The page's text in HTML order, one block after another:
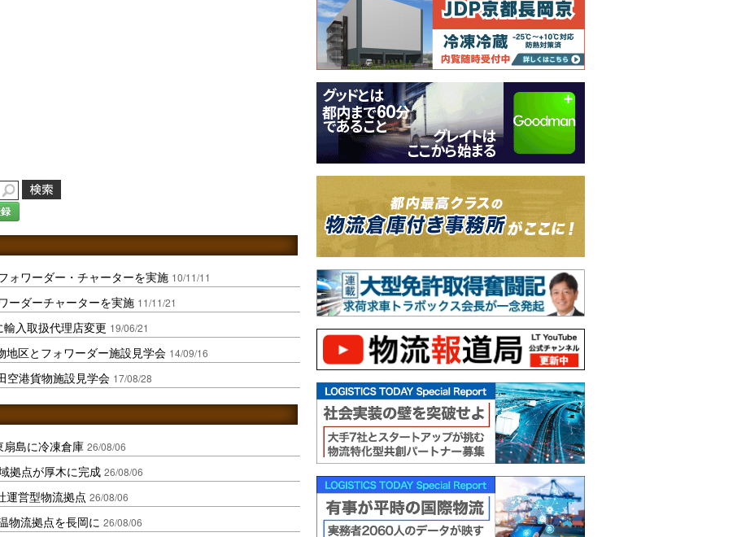
ォワーダー・チャーターを実施 10/11/11
ーダーチャーターを実施 11/11/21
入取扱代理店変更 19/06/21
区とフォワーダー施設見学会 14/09/16
空港貨物施設見学会 17/08/28
島に冷凍倉庫 26/08/06
拠点が厚木に完成 26/08/06
運営型物流拠点 26/08/06
物流拠点を長岡に 26/08/06